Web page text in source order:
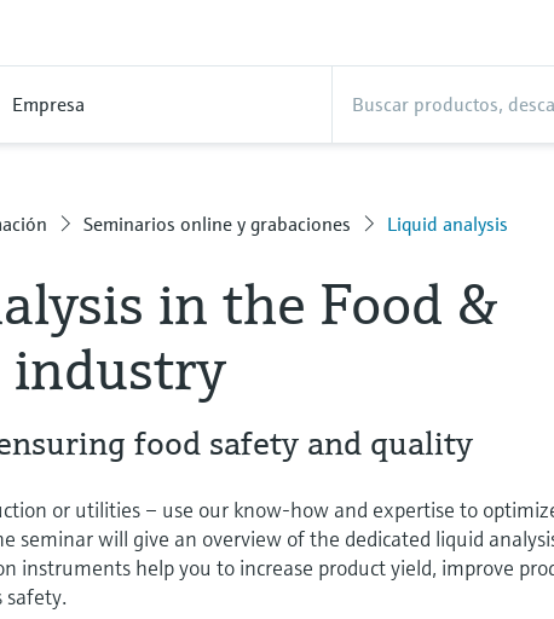
Empresa
Seminarios online y grabaciones Liquid analysis
in the Food &
industry
food safety and quality
or utilities – use our know-how and expertise to
seminar will give an overview of the dedicated liquid
instruments help you to increase product yield, improve
safety.